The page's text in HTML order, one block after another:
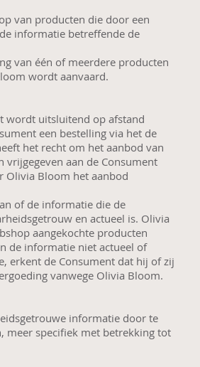
van producten die door een
informatie betreffende de
van één of meerdere producten
wordt aanvaard.
wordt uitsluitend op afstand
een bestelling via het de
het recht om het aanbod van
vrijgegeven aan de Consument
Olivia Bloom het aanbod
of de informatie die de
en actueel is. Olivia
aangekochte producten
de informatie niet actueel of
erkent de Consument dat hij of zij
vanwege Olivia Bloom.
informatie door te
meer specifiek met betrekking tot